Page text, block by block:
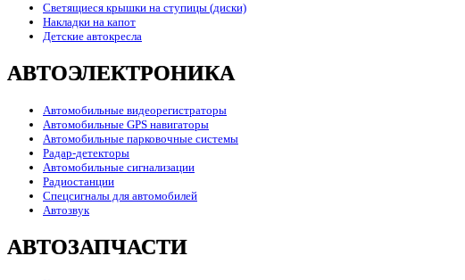
Светящиеся крышки на ступицы (диски)
Накладки на капот
Детские автокресла
АВТОЭЛЕКТРОНИКА
Автомобильные видеорегистраторы
Автомобильные GPS навигаторы
Автомобильные парковочные системы
Радар-детекторы
Автомобильные сигнализации
Радиостанции
Спецсигналы для автомобилей
Автозвук
АВТОЗАПЧАСТИ